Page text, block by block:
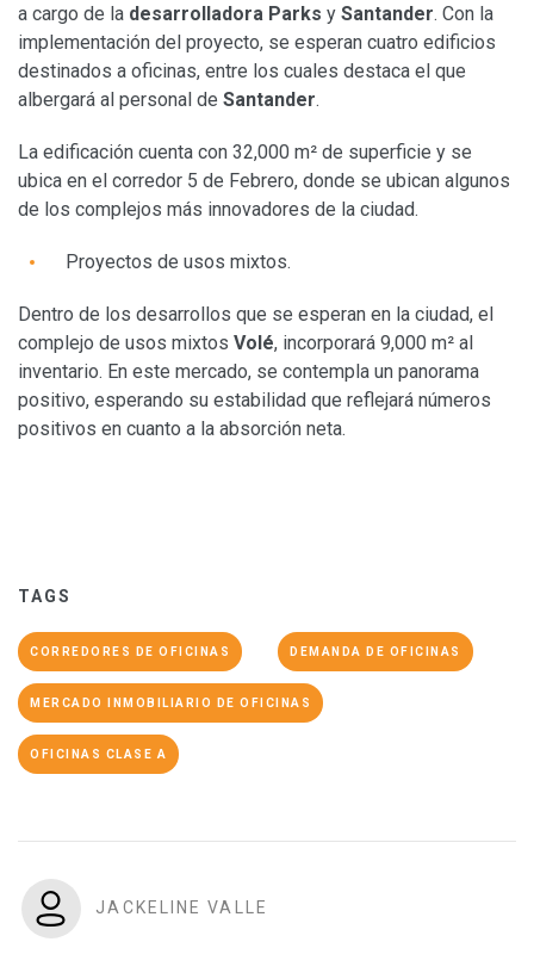
a cargo de la desarrolladora Parks y Santander. Con la
implementación del proyecto, se esperan cuatro edificios
destinados a oficinas, entre los cuales destaca el que
albergará al personal de Santander.
La edificación cuenta con 32,000 m² de superficie y se
ubica en el corredor 5 de Febrero, donde se ubican algunos
de los complejos más innovadores de la ciudad.
Proyectos de usos mixtos.
Dentro de los desarrollos que se esperan en la ciudad, el
complejo de usos mixtos Volé, incorporará 9,000 m² al
inventario. En este mercado, se contempla un panorama
positivo, esperando su estabilidad que reflejará números
positivos en cuanto a la absorción neta.
TAGS
CORREDORES DE OFICINAS DEMANDA DE OFICINAS
MERCADO INMOBILIARIO DE OFICINAS
OFICINAS CLASE A
JACKELINE VALLE